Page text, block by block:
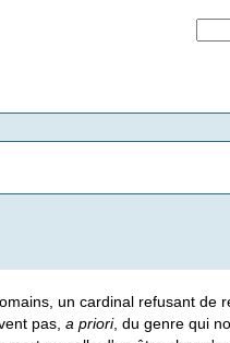
un cardinal refusant
pas, a priori, du genre qui